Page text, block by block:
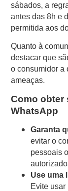
sábados, a
antes das 8h e
permitida aos
Quanto à
destacar que
o consumidor a
ameaças.
Como obter
WhatsApp
Garanta
evitar o
pessoais
Use uma
Evite